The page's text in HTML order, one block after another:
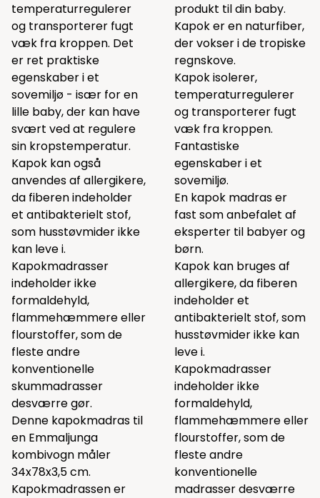
temperaturregulerer
og transporterer fugt
væk fra kroppen. Det
er ret praktiske
egenskaber i et
sovemiljø - især for en
lille baby, der kan have
svært ved at regulere
sin kropstemperatur.
Kapok kan også
anvendes af allergikere,
da fiberen indeholder
et antibakterielt stof,
som husstøvmider ikke
kan leve i.
Kapokmadrasser
indeholder ikke
formaldehyld,
flammehæmmere eller
flourstoffer, som de
fleste andre
konventionelle
skummadrasser
desværre gør.
Denne kapokmadras til
en Emmaljunga
kombivogn måler
34x78x3,5 cm.
Kapokmadrassen er
produkt til din baby.
Kapok er en naturfiber,
der vokser i de tropiske
regnskove.
Kapok isolerer,
temperaturregulerer
og transporterer fugt
væk fra kroppen.
Fantastiske
egenskaber i et
sovemiljø.
En kapok madras er
fast som anbefalet af
eksperter til babyer og
børn.
Kapok kan bruges af
allergikere, da fiberen
indeholder et
antibakterielt stof, som
husstøvmider ikke kan
leve i.
Kapokmadrasser
indeholder ikke
formaldehyld,
flammehæmmere eller
flourstoffer, som de
fleste andre
konventionelle
madrasser desværre